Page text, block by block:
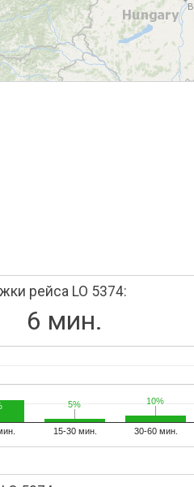
рейса LO 5374:
6 мин.
15-30 мин. 30-60 мин.
5%
5% 10%
10%